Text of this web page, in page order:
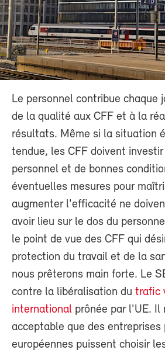
Le personnel contribue chaque
de la qualité aux CFF et à la
résultats. Même si la situation
tendue, les CFF doivent
personnel et de bonnes
éventuelles mesures pour
augmenter l'efficacité ne
avoir lieu sur le dos du
le point de vue des CFF qui
protection du travail et de la
nous prêterons main forte. Le
contre la libéralisation du trafic
international prônée par l'UE. Il
acceptable que des entreprises
européennes puissent choisir